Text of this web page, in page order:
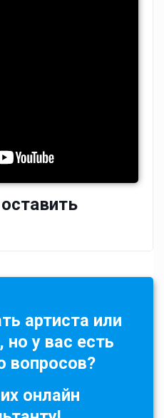
артиста или
но у вас есть
вопросов?
онлайн